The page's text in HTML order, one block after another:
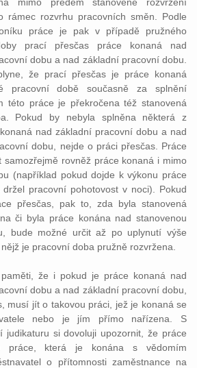
rámec rozvrhu pracovních směn. Podle
práce je pak v případě pružného
prací přesčas práce konaná nad
dobu a nad základní pracovní dobu.
že prací přesčas je práce konaná
pracovní době současně za splnění
této práce je překročena též stanovená
Pokud by nebyla splněna některá z
nad základní pracovní dobu a nad
dobu, nejde o práci přesčas. Práce
samozřejmě rovněž práce konaná i mimo
(například pokud dojde k výkonu práce
pracovní pohotovost v noci). Pokud
přesčas, pak to, zda byla stanovená
či byla práce konána nad stanovenou
bude možné určit až po uplynutí výše
je pracovní doba pružně rozvržena.
že i pokud je práce konaná nad
dobu a nad základní pracovní dobu,
musí jít o takovou práci, jež je konaná se
nebo je jím přímo nařízena. S
judikaturu si dovoluji upozornit, že práce
práce, která je konána s vědomím
o přítomnosti zaměstnance na